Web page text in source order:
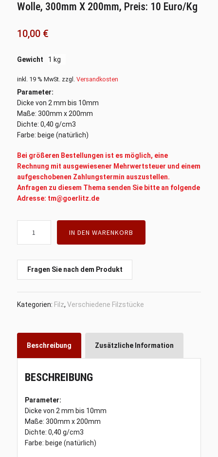
Wolle, 300mm X 200mm, Preis: 10 Euro/kg
10,00 €
Gewicht 1 kg
inkl. 19 % MwSt. zzgl. Versandkosten
Parameter:
Dicke von 2 mm bis 10mm
Maße: 300mm x 200mm
Dichte: 0,40 g/cm3
Farbe: beige (natürlich)
Bei größeren Bestellungen ist es möglich, eine
Rechnung mit ausgewiesener Mehrwertsteuer und einem
aufgeschobenen Zahlungstermin auszustellen.
Anfragen zu diesem Thema senden Sie bitte an folgende
Adresse: tm@goerlitz.de
Filzreibebrett,
weiß,
Wolle,
300mm
200mm,
Preis:
Euro/kg
Menge
IN DEN WARENKORB
Fragen Sie nach dem Produkt
Kategorien: Filz, Verschiedene Filzstücke
Beschreibung Zusätzliche Information
BESCHREIBUNG
Parameter:
Dicke von 2 mm bis 10mm
Maße: 300mm x 200mm
Dichte: 0,40 g/cm3
Farbe: beige (natürlich)